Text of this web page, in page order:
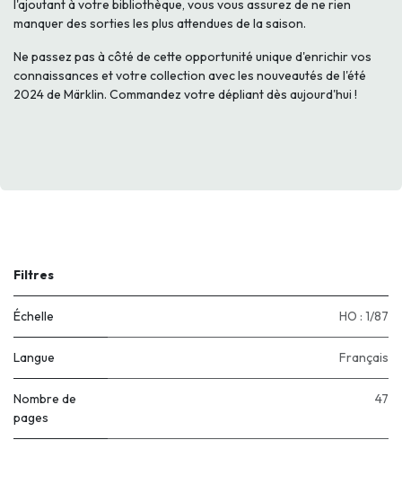
l'ajoutant à votre bibliothèque, vous vous assurez de ne rien
manquer des sorties les plus attendues de la saison.
Ne passez pas à côté de cette opportunité unique d'enrichir vos
connaissances et votre collection avec les nouveautés de l'été
2024 de Märklin. Commandez votre dépliant dès aujourd'hui !
Filtres
Échelle HO : 1/87
Langue Français
Nombre de
pages
47